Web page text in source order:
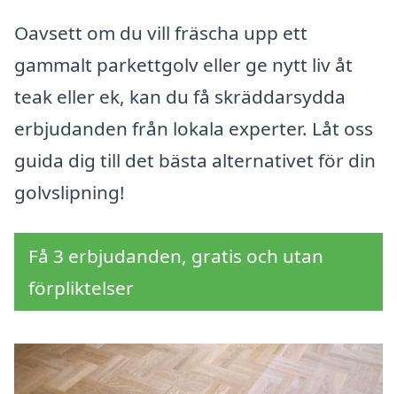
Oavsett om du vill fräscha upp ett
gammalt parkettgolv eller ge nytt liv åt
teak eller ek, kan du få skräddarsydda
erbjudanden från lokala experter. Låt oss
guida dig till det bästa alternativet för din
golvslipning!
Få 3 erbjudanden, gratis och utan
förpliktelser